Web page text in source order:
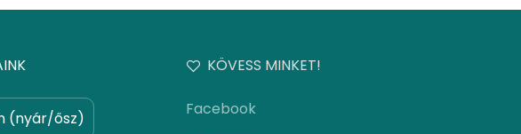
(nyár/ősz)
KÖVESS MINKET!
Facebook